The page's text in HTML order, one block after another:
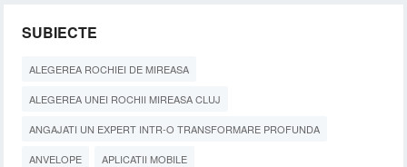
SUBIECTE
ALEGEREA ROCHIEI DE MIREASA
ALEGEREA UNEI ROCHII MIREASA CLUJ
ANGAJATI UN EXPERT INTR-O TRANSFORMARE PROFUNDA
ANVELOPE APLICATII MOBILE